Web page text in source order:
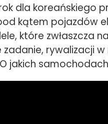
rok dla koreańskiego
kątem pojazdów
które zwłaszcza
rywalizacji
jakich